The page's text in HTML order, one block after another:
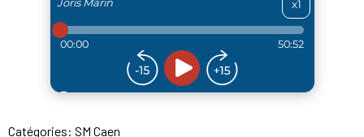
Catégories: SM Caen